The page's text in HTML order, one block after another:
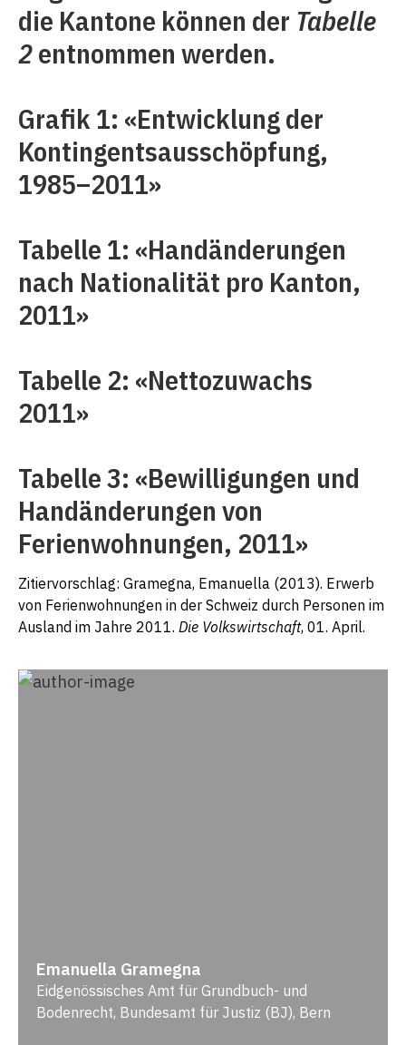
die Kantone können der Tabelle
2entnommen werden.
Grafik 1: «Entwicklung der
Kontingentsausschöpfung,
1985–2011»
Tabelle 1: «Handänderungen
nach Nationalität pro Kanton,
2011»
Tabelle 2: «Nettozuwachs
2011»
Tabelle 3: «Bewilligungen und
Handänderungen von
Ferienwohnungen, 2011»
Zitiervorschlag: Gramegna, Emanuella (2013). Erwerb
von Ferienwohnungen in der Schweiz durch Personen im
Ausland im Jahre 2011. Die Volkswirtschaft, 01. April.
Emanuella Gramegna
Eidgenössisches Amt für Grundbuch- und
Bodenrecht, Bundesamt für Justiz (BJ), Bern